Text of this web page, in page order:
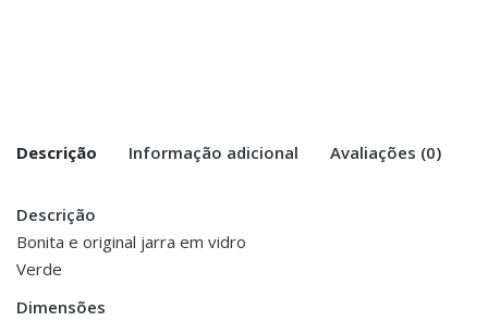
Descrição Informação adicional Avaliações (0)
Descrição
Bonita e original jarra em vidro
Verde
Dimensões
1 kg
Dimensões
There are no reviews yet.
Be the first to review “Jarra Vidro Picos –
Verde”